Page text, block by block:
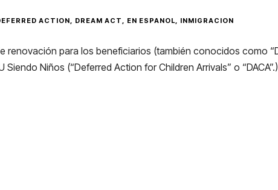
ACTION DREAM ACT EN ESPANOL INMIGRACION
renovación para los beneficiarios (también conocidos como
Niños (“Deferred Action for Children Arrivals” o